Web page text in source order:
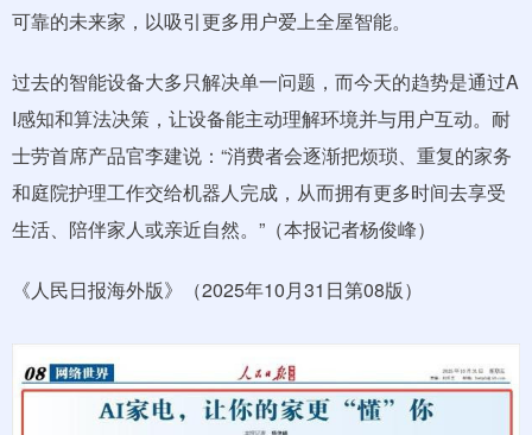
可靠的未来家，以吸引更多用户爱上全屋智能。
过去的智能设备大多只解决单一问题，而今天的趋势是通过A
I感知和算法决策，让设备能主动理解环境并与用户互动。耐
士劳首席产品官李建说：“消费者会逐渐把烦琐、重复的家务
和庭院护理工作交给机器人完成，从而拥有更多时间去享受
生活、陪伴家人或亲近自然。”（本报记者杨俊峰）
《人民日报海外版》（2025年10月31日第08版）